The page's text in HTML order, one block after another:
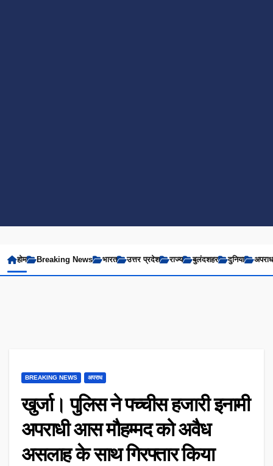
होम Breaking News भारत उत्तर प्रदेश राज्य बुलंदशहर दुनिया अपराध
BREAKING NEWS अपराध
खुर्जा। पुलिस ने पच्चीस हजारी इनामी
अपराधी आस मौहम्मद को अवैध
असलाह के साथ गिरफ्तार किया